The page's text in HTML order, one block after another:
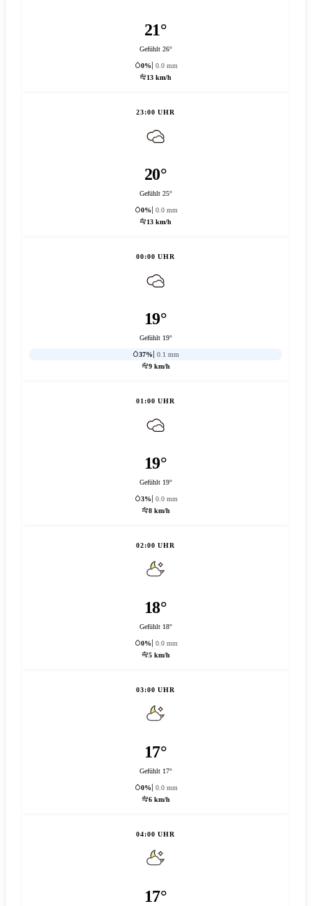
21°
Gefühlt 26°
0%
0.0 mm
13 km/h
23:00 UHR
20°
Gefühlt 25°
0%
0.0 mm
13 km/h
00:00 UHR
19°
Gefühlt 19°
37%
0.1 mm
9 km/h
01:00 UHR
19°
Gefühlt 19°
3%
0.0 mm
8 km/h
02:00 UHR
18°
Gefühlt 18°
0%
0.0 mm
5 km/h
03:00 UHR
17°
Gefühlt 17°
0%
0.0 mm
6 km/h
04:00 UHR
17°